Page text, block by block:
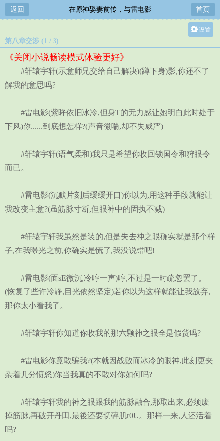
返回 在原神娶妻前传，与雷电影 首页
设置
中
第八章交涉 (1 / 3)
《关闭小说畅读模式体验更好》
#轩辕宇轩(示意师兄交给自己解决)(蹲下身)影,你还不了
解我的意思吗?
#雷电影(紫眸依旧冰冷,但身T的无力感让她明白此时处于
下风)你......到底想怎样?(声音微喘,却不失威严)
#轩辕宇轩(语气柔和)我只是希望你收回锁国令和狩眼令
而已。
#雷电影(沉默片刻后缓缓开口)你以为,用这种手段就能让
我改变主意?(虽筋脉寸断,但眼神中的固执不减)
#轩辕宇轩我虽然是装的,但是失去神之眼确实就是那个样
子,在我曝光之前,你确实是慌了,我没说错吧!
#雷电影(面sE微沉,冷哼一声)哼,不过是一时疏忽罢了。
(恢复了些许冷静,目光依然坚定)若你以为这样就能让我放弃,
那你太小看我了。
#轩辕宇轩你知道你收我的那六颗神之眼全是假货吗?
#雷电影你竟敢骗我?(本就因战败而冰冷的眼神,此刻更夹
杂着几分愤怒)你当我真的不敢对你如何吗?
#轩辕宇轩我的神之眼跟我的筋脉融合,那取出来,必须废
掉筋脉,再破开丹田,最後还要切碎肌r0U。那样一来,人还活着
吗?